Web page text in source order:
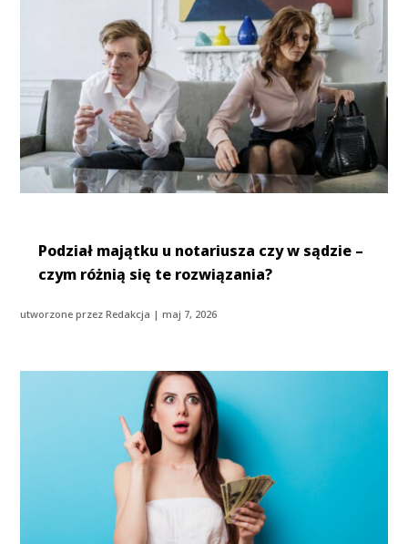
Podział majątku u notariusza czy w sądzie –
czym różnią się te rozwiązania?
utworzone przezRedakcja |maj 7, 2026